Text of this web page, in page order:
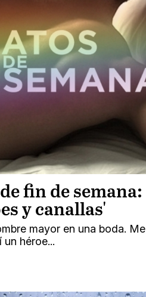
fin de semana:
y canallas'
mayor en una boda. Me
un héroe...